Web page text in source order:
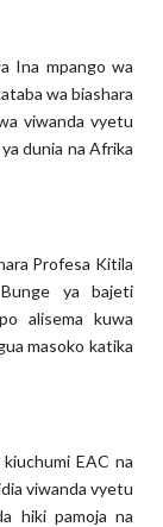
Ina mpango wa
wa biashara
viwanda vyetu
dunia na Afrika
Profesa Kitila
ya bajeti
alisema kuwa
masoko katika
kiuchumi EAC na
viwanda vyetu
hiki pamoja na